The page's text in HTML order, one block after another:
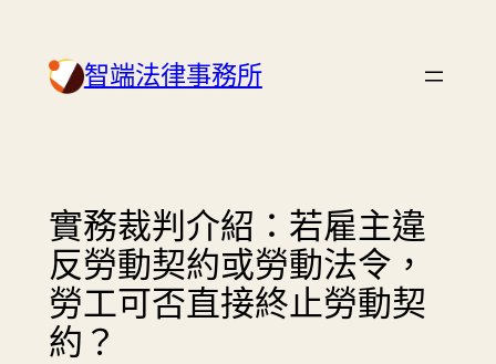
content 智端法律事務所
實務裁判介紹：若雇主違
反勞動契約或勞動法令，
勞工可否直接終止勞動契
約？